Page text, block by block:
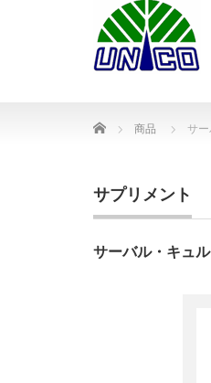
Home 商品 サ
サプリメント
サーバル・キュ